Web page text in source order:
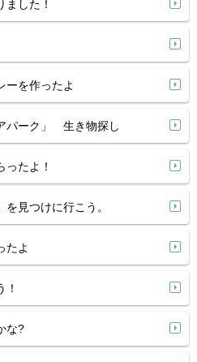
ました！
ーを作ったよ
パーク」 生き物探し
ったよ！
見つけに行こう。
たよ
な?